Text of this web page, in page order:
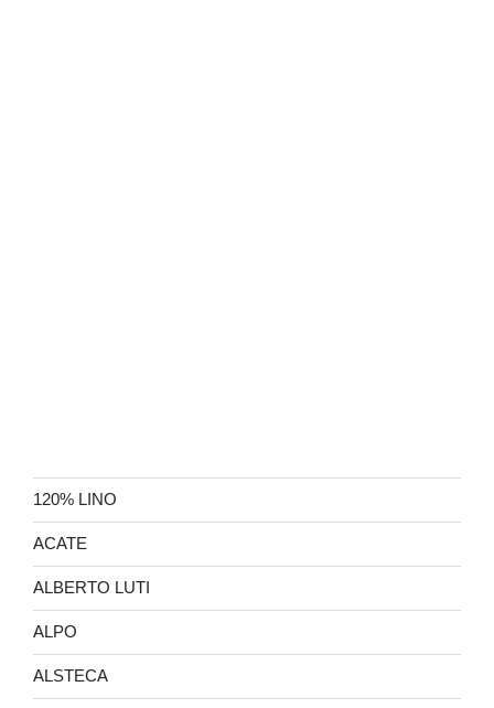
120% LINO
ACATE
ALBERTO LUTI
ALPO
ALSTECA